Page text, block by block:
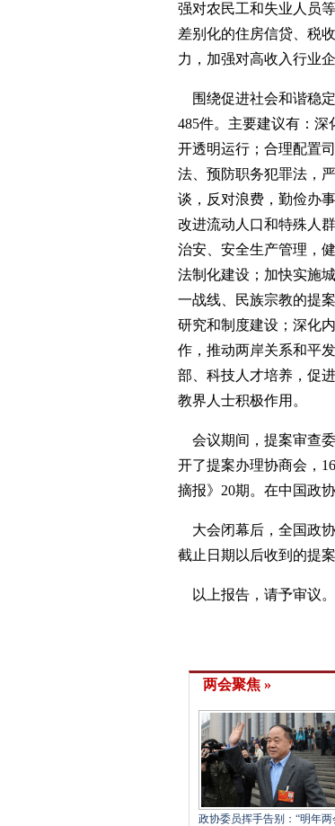
强对农民工和失业人员
差别化的住房信贷、税
力，加强对高收入行业
围绕促进社会和谐稳
485件。主要建议有：
开透明运行；合理配置
法、预防职务犯罪法，
谈，反对浪费，勤俭办
改进流动人口和特殊人
治安、安全生产管理，
法制化建设；加快实施
一战线、民族宗教的提
研究和制度建设；深化
作，推动两岸关系和平
部、科技人才培养，促
教界人士积极作用。
会议期间，提案审查
开了提案办理协商会，
摘报》20期。在中国政
大会闭幕后，全国政
截止日期以后收到的提
以上报告，请予审议。
两会聚焦 »
政协委员挥手告别：“明年两